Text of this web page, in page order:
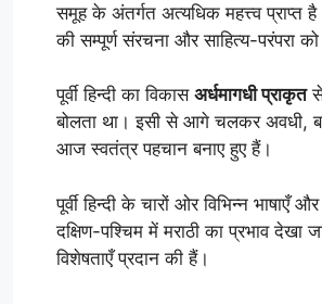
समूह के अंतर्गत अत्यधिक महत्त्व प्राप्त
की सम्पूर्ण संरचना और साहित्य-परंपरा
पूर्वी हिन्दी का विकास अर्धमागधी प्राकृतसे
बोलता था। इसी से आगे चलकर अवधी,
आज स्वतंत्र पहचान बनाए हुए हैं।
पूर्वी हिन्दी के चारों ओर विभिन्न भाषाएँ
दक्षिण-पश्चिम में मराठी का प्रभाव
विशेषताएँ प्रदान की हैं।